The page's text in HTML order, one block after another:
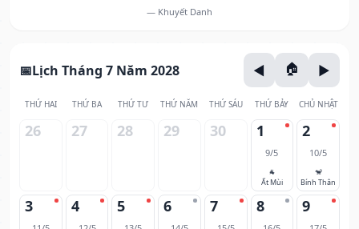
— Khuyết Danh
Lịch Tháng 7 Năm 2028
THỨ HAI THỨ BA THỨ TƯ THỨ NĂM THỨ SÁU THỨ BẢY CHỦ NHẬT
26 27 28 29 30 1
9/5
🐐
Ất Mùi
2
10/5
🐒
Bính Thân
3 4 5 6 7 8 9